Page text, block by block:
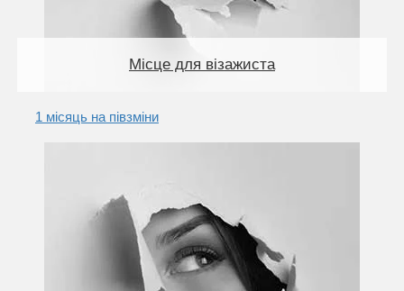
Місце для візажиста
1 місяць на півзміни